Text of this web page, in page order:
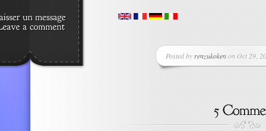
Posted by renzukokenon Oct 29,